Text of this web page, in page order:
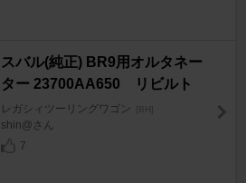
スバル(純正) BR9用オルタネー
ター 23700AA650 リビルト
レガシィツーリングワゴン [BH]
shin@さん
7